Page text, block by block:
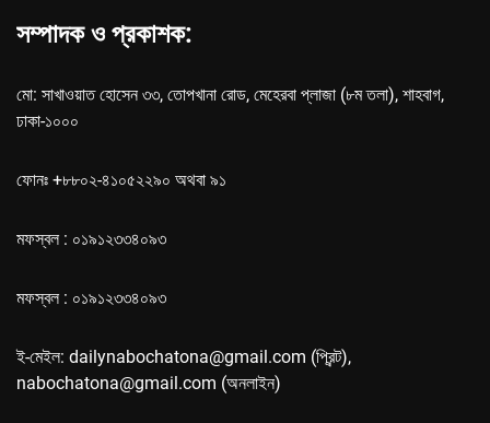
সম্পাদক ও প্রকাশক:
মো: সাখাওয়াত হোসেন ৩৩, তোপখানা রোড, মেহেরবা প্লাজা (৮ম তলা), শাহবাগ,
ঢাকা-১০০০
ফোনঃ +৮৮০২-৪১০৫২২৯০ অথবা ৯১
মফস্বল : ০১৯১২৩৩৪০৯৩
মফস্বল : ০১৯১২৩৩৪০৯৩
ই-মেইল: dailynabochatona@gmail.com (প্রিন্ট),
nabochatona@gmail.com (অনলাইন)